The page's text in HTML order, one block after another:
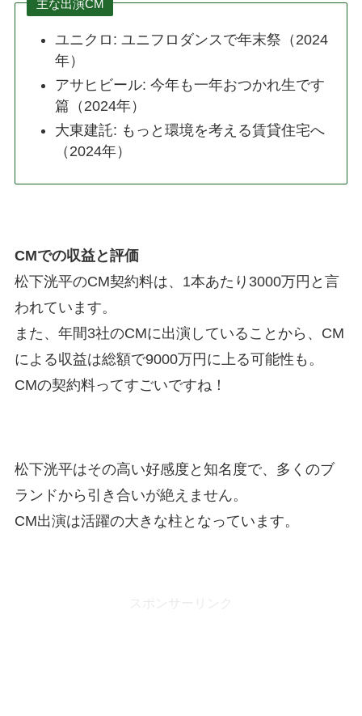
主な出演CM
ユニクロ: ユニフロダンスで年末祭（2024
年）
アサヒビール: 今年も一年おつかれ生です
篇（2024年）
大東建託: もっと環境を考える賃貸住宅へ
（2024年）
CMでの収益と評価
松下洸平のCM契約料は、1本あたり3000万円と言
われています。
また、年間3社のCMに出演していることから、CM
による収益は総額で9000万円に上る可能性も。
CMの契約料ってすごいですね！
松下洸平はその高い好感度と知名度で、多くのブ
ランドから引き合いが絶えません。
CM出演は活躍の大きな柱となっています。